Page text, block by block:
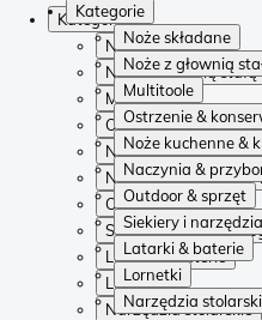
Kategorie
Noże składane
Noże z głownią
Multitoole
Ostrzenie &
Noże kuchenne &
Naczynia &
Outdoor & sprzęt
Siekiery i
Latarki & baterie
Lornetki
Narzędzia
Kategorie
Noże składane
Noże z głownią stałą
Multitoole
Ostrzenie &
Noże kuchenne &
Naczynia & przybory
Outdoor & sprzęt
Siekiery i narzędzia
Latarki & baterie
Lornetki
Narzędzia stolarskie